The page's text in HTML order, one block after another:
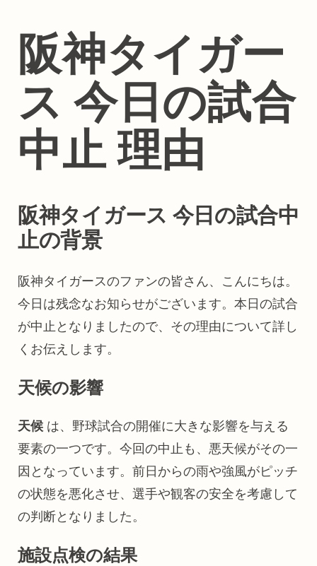
阪神タイガー
ス 今日の試合
中止 理由
阪神タイガース 今日の試合中
止の背景
阪神タイガースのファンの皆さん、こんにちは。
今日は残念なお知らせがございます。本日の試合
が中止となりましたので、その理由について詳し
くお伝えします。
天候の影響
天候 は、野球試合の開催に大きな影響を与える
要素の一つです。今回の中止も、悪天候がその一
因となっています。前日からの雨や強風がピッチ
の状態を悪化させ、選手や観客の安全を考慮して
の判断となりました。
施設点検の結果